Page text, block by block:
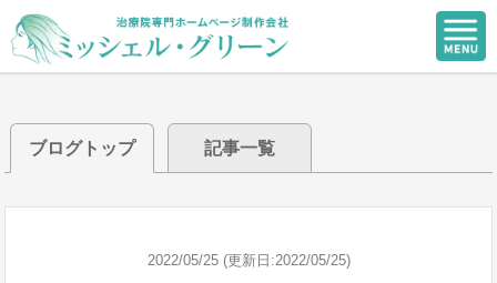
ブログトップ 記事一覧
2022/05/25 (更新日:2022/05/25)